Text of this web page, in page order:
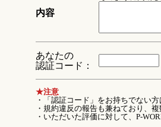
内容
あなたの
認証コード：
★注意
・「認証コード」をお持ちでない方
・規約違反の報告も兼ねており、
・いただいた評価に対して、P-